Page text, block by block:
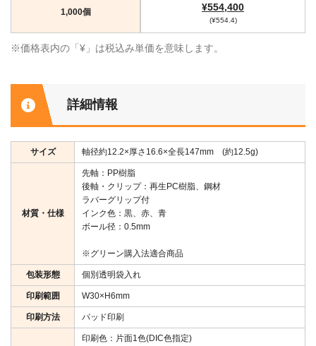
1,000個 ¥554,400
(¥554.4)
※価格表内の「¥」は税込み単価を意味します。
詳細情報
サイズ 軸径約12.2×厚さ16.6×全長147mm (約12.5g)
材質・仕様
先軸：PP樹脂
後軸・クリップ：再生PC樹脂、鋼材
ラバーグリップ付
インク色：黒、赤、青
ボール径：0.5mm
※グリーン購入法適合商品
包装形態 個別透明袋入れ
印刷範囲 W30×H6mm
印刷方法 パッド印刷
印刷色：片面1色(DIC色指定)